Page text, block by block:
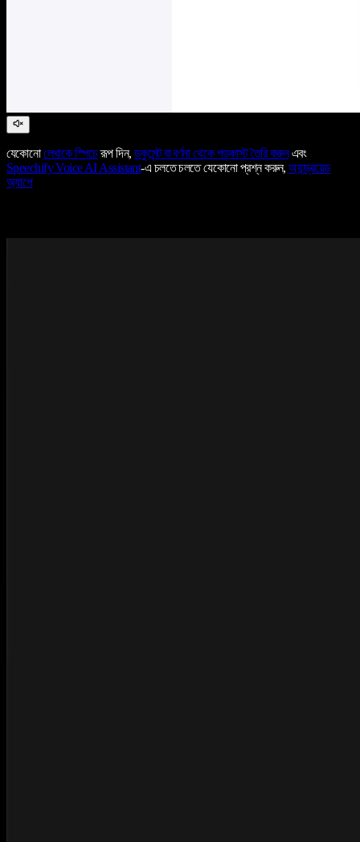
যেকোনোলেখাকে স্পিচেরূপ দিন, ডকুমেন্ট বা বর্ণনা থেকে পডকাস্ট তৈরি করুনএবং
Speechify Voice AI Assistant-এ চলতে চলতে যেকোনো প্রশ্ন করুন,অ্যান্ড্রয়েড
অ্যাপে